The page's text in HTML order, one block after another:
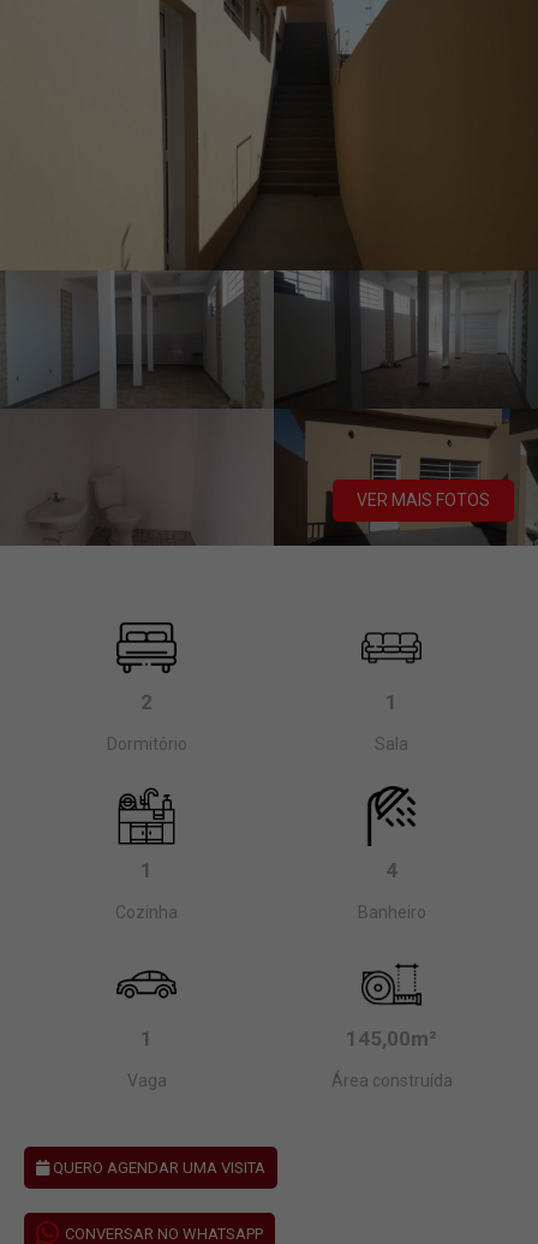
VER MAIS FOTOS
2
Dormitório
1
Sala
1
Cozinha
4
Banheiro
1
Vaga
145,00m²
Área construída
QUERO AGENDAR UMA VISITA
CONVERSAR NO WHATSAPP